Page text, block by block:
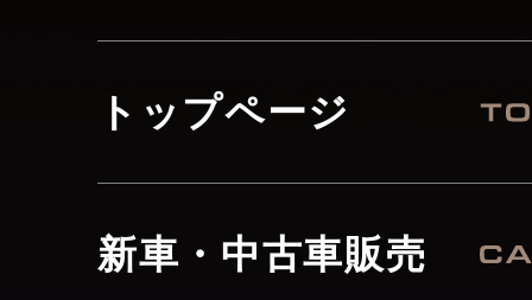
トップページ
新車・中古車販売